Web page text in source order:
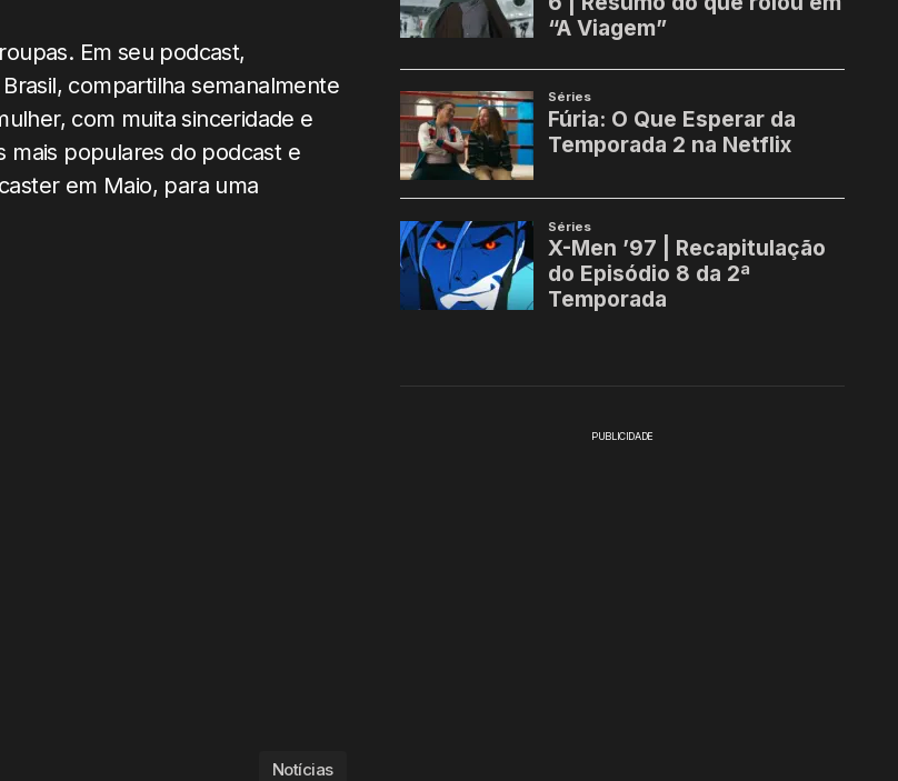
Em seu podcast,
compartilha semanalmente
com muita sinceridade e
mais populares do podcast e
em Maio, para uma
Notícias
PUBLICIDADE